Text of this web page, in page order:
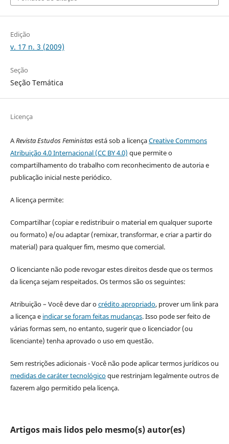
Edição
v. 17 n. 3 (2009)
Seção
Seção Temática
Licença
ARevista Estudos Feministasestá sob a licençaCreative Commons
Atribuição 4.0 Internacional (CC BY 4.0) que permite o
compartilhamento do trabalho com reconhecimento de autoria e
publicação inicial neste periódico.
A licença permite:
Compartilhar (copiar e redistribuir o material em qualquer suporte
ou formato) e/ou adaptar (remixar, transformar, e criar a partir do
material) para qualquer fim, mesmo que comercial.
O licenciante não pode revogar estes direitos desde que os termos
da licença sejam respeitados. Os termos são os seguintes:
Atribuição – Você deve dar ocrédito apropriado, prover um link para
a licença e indicar se foram feitas mudanças. Isso pode ser feito de
várias formas sem, no entanto, sugerir que o licenciador (ou
licenciante) tenha aprovado o uso em questão.
Sem restrições adicionais - Você não pode aplicar termos jurídicos ou
medidas de caráter tecnológicoque restrinjam legalmente outros de
fazerem algo permitido pela licença.
Artigos mais lidos pelo mesmo(s) autor(es)